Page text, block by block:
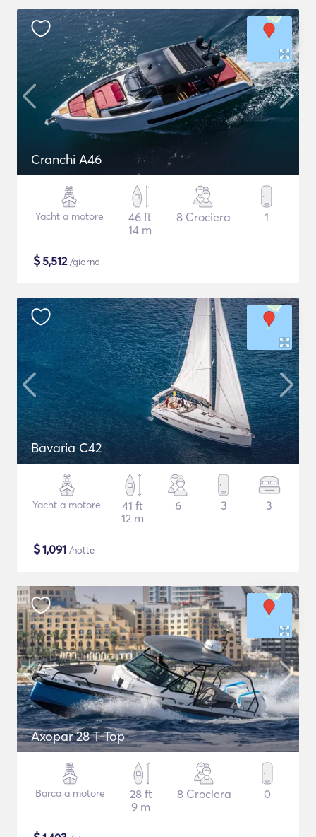
Cranchi A46
Yacht a motore
46 ft
14 m
8 Crociera 1
$5,512/giorno
Bavaria C42
Yacht a motore
41 ft
12 m
6 3 3
$1,091 /notte
Axopar 28 T-Top
Barca a motore
28 ft
9 m
8 Crociera 0